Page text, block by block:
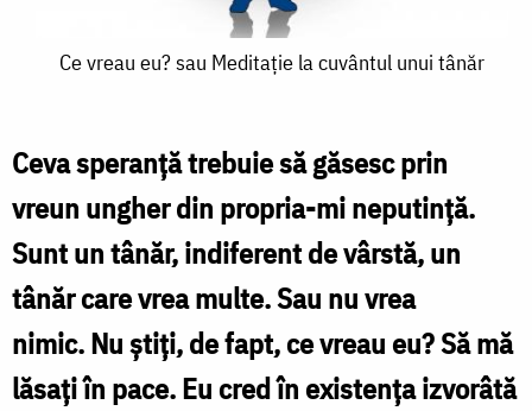
Ce
sau
Meditaţie
la
cuvântul
unui
tânăr
Ce vreau eu? sau Meditaţie la cuvântul unui tânăr
Ceva speranţă trebuie să găsesc prin
vreun ungher din propria-mi neputinţă.
Sunt un tânăr, indiferent de vârstă, un
tânăr care vrea multe. Sau nu vrea
nimic.Nu ştiţi, de fapt, ce vreau eu? Să mă
lăsaţi în pace. Eu cred în existenţa izvorâtă